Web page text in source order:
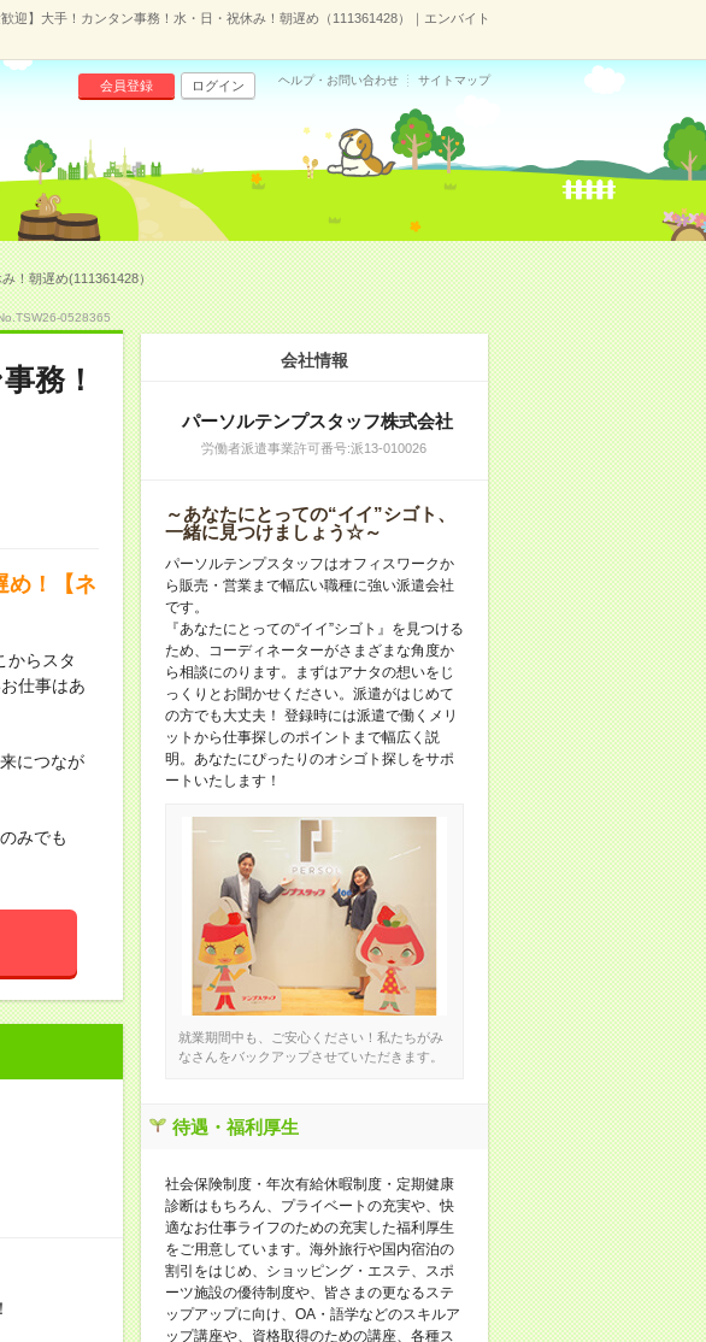
迎】大手！カンタン事務！水・日・祝休み！朝遅め（111361428）｜エンバイト
会員登録 ログイン ヘルプ・お問い合わせ サイトマップ
！朝遅め(111361428）
0528365
務！
め！【ネ
からスタ
仕事はあ
につなが
みでも
会社情報
パーソルテンプスタッフ株式会社
労働者派遣事業許可番号:派13-010026
～あなたにとっての“イイ”シゴト、
一緒に見つけましょう☆～
パーソルテンプスタッフはオフィスワークか
ら販売・営業まで幅広い職種に強い派遣会社
です。
『あなたにとっての“イイ”シゴト』を見つける
ため、コーディネーターがさまざまな角度か
ら相談にのります。まずはアナタの想いをじ
っくりとお聞かせください。派遣がはじめて
の方でも大丈夫！ 登録時には派遣で働くメリ
ットから仕事探しのポイントまで幅広く説
明。あなたにぴったりのオシゴト探しをサポ
ートいたします！
就業期間中も、ご安心ください！私たちがみ
なさんをバックアップさせていただきます。
待遇・福利厚生
社会保険制度・年次有給休暇制度・定期健康
診断はもちろん、プライベートの充実や、快
適なお仕事ライフのための充実した福利厚生
をご用意しています。海外旅行や国内宿泊の
割引をはじめ、ショッピング・エステ、スポ
ーツ施設の優待制度や、皆さまの更なるステ
ップアップに向け、OA・語学などのスキルア
ップ講座や、資格取得のための講座、各種ス